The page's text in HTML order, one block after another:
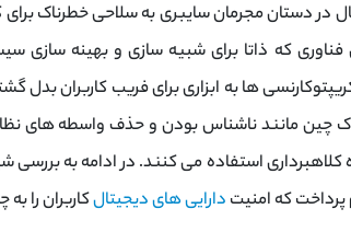
در دستان مجرمان سایبری به سلاحی خطرناک
که ذاتا برای شبیه ‌سازی و بهینه ‌سازی
ها به ابزاری برای فریب کاربران بدل
چین مانند ناشناس بودن و حذف واسطه‌ های
استفاده می کنند. در ادامه به بررسی
که امنیت دارایی ‌های دیجیتالکاربران را